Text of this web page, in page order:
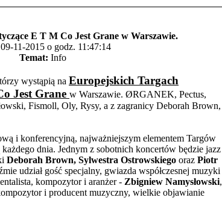
E T M Co Jest Grane w Warszawie.
09-11-2015 o godz. 11:47:14
Temat: Info
wystąpią na Europejskich Targach
Jest Grane w Warszawie. ØRGANEK, Pectus,
Fismoll, Oly, Rysy, a z zagranicy Deborah Brown,
i konferencyjną, najważniejszym elementem Targów
dnia. Jednym z sobotnich koncertów będzie jazz
Deborah Brown, Sylwestra Ostrowskiego oraz Piotr
udział gość specjalny, gwiazda współczesnej muzyki
kompozytor i aranżer - Zbigniew Namysłowski,
i producent muzyczny, wielkie objawianie